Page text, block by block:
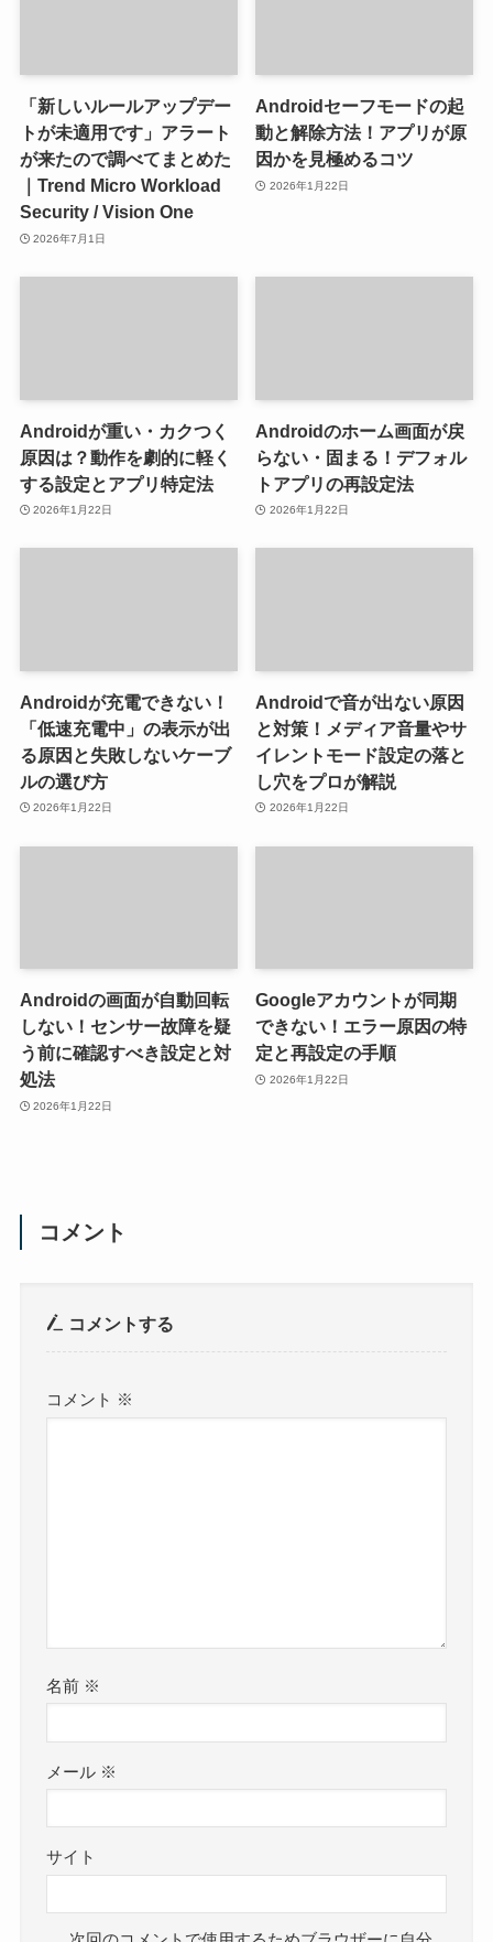
「新しいルールアップデー
トが未適用です」アラート
が来たので調べてまとめた
｜Trend Micro Workload
Security / Vision One
2026年7月1日
Androidセーフモードの起
動と解除方法！アプリが原
因かを見極めるコツ
2026年1月22日
Androidが重い・カクつく
原因は？動作を劇的に軽く
する設定とアプリ特定法
2026年1月22日
Androidのホーム画面が戻
らない・固まる！デフォル
トアプリの再設定法
2026年1月22日
Androidが充電できない！
「低速充電中」の表示が出
る原因と失敗しないケーブ
ルの選び方
2026年1月22日
Androidで音が出ない原因
と対策！メディア音量やサ
イレントモード設定の落と
し穴をプロが解説
2026年1月22日
Androidの画面が自動回転
しない！センサー故障を疑
う前に確認すべき設定と対
処法
2026年1月22日
Googleアカウントが同期
できない！エラー原因の特
定と再設定の手順
2026年1月22日
コメント
コメントする
コメント ※
名前 ※
メール ※
サイト